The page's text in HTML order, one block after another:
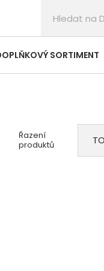
SORTIMENT
Řazení
produktů